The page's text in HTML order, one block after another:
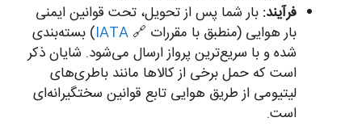
فرآیند: بار شما پس از تحویل، تحت قوانین ایمنی
بار هوایی (منطبق با مقررات 🔗 IATA) بسته‌بندی
شده و با سریع‌ترین پرواز ارسال می‌شود. شایان ذکر
است که حمل برخی از کالاها مانند باطری‌های
لیتیومی از طریق هوایی تابع قوانین سختگیرانه‌ای
است.